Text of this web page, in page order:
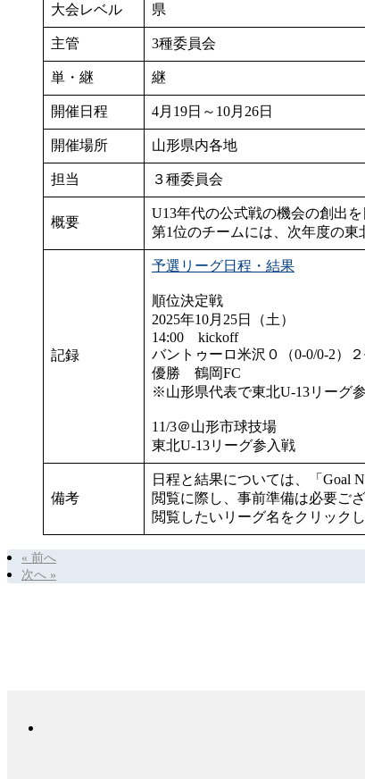
大会レベル 県
主管 3種委員会
単・継 継
開催日程 4月19日～10月26日
開催場所 山形県内各地
担当 ３種委員会
概要
U13年代の公式戦の機会の創出を
第1位のチームには、次年度の東
記録
予選リーグ日程・結果
順位決定戦
2025年10月25日（土）
14:00 kickoff
バントゥーロ米沢０（0-0/0-2）
優勝 鶴岡FC
※山形県代表で東北U-13リーグ
11/3＠山形市球技場
東北U-13リーグ参入戦
備考
日程と結果については、「Goal
閲覧に際し、事前準備は必要ござ
閲覧したいリーグ名をクリック
« 前へ
次へ »